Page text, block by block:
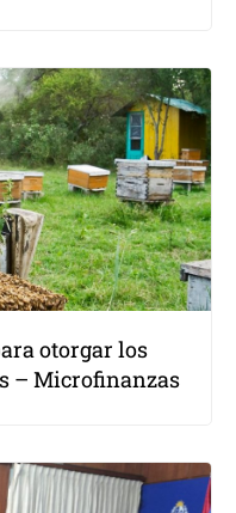
otorgar los
– Microfinanzas